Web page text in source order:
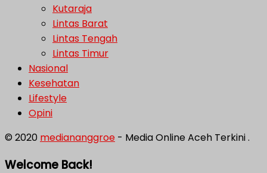
Kutaraja
Lintas Barat
Lintas Tengah
Lintas Timur
Nasional
Kesehatan
Lifestyle
Opini
© 2020 mediananggroe - Media Online Aceh Terkini .
Welcome Back!